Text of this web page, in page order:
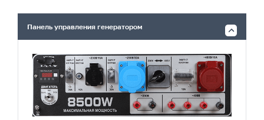
Панель управления генератором